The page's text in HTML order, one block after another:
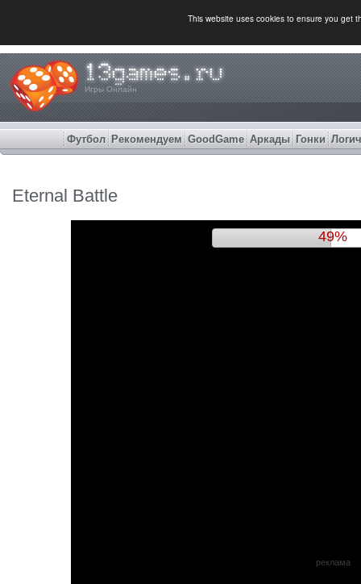
This website uses cookies to ensure you get
Игры Онлайн
Футбол Рекомендуем GoodGame Аркады Гонки
Eternal Battle
53%
реклама